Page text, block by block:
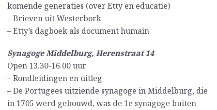
komende generaties (over Etty en educatie)
– Brieven uit Westerbork
– Etty’s dagboek als document humain
Synagoge Middelburg, Herenstraat 14
Open 13.30-16.00 uur
– Rondleidingen en uitleg
– De Portugees uitziende synagoge in Middelburg, die
in 1705 werd gebouwd, was de 1e synagoge buiten